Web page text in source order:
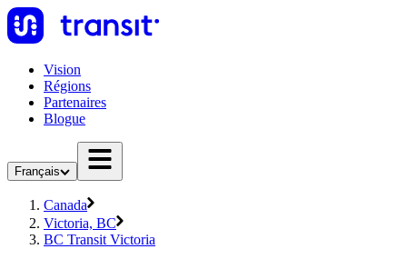
Vision
Régions
Partenaires
Blogue
Français
Canada
Victoria, BC
BC Transit Victoria